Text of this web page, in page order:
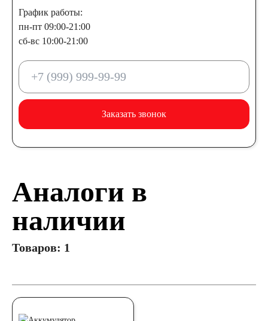
График работы:
пн-пт 09:00-21:00
сб-вс 10:00-21:00
Заказать звонок
Аналоги в
наличии
Товаров: 1